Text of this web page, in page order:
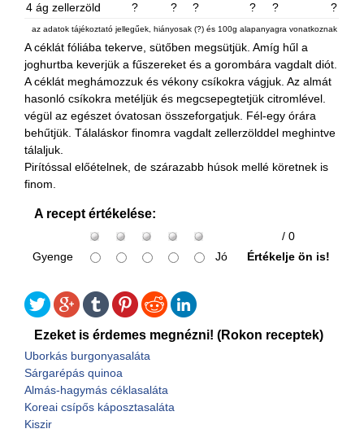
4 ág zellerzöld ? ? ? ? ? ?
az adatok tájékoztató jellegűek, hiányosak (?) és 100g alapanyagra vonatkoznak
A céklát fóliába tekerve, sütőben megsütjük. Amíg hűl a
joghurtba keverjük a fűszereket és a gorombára vagdalt diót.
A céklát meghámozzuk és vékony csíkokra vágjuk. Az almát
hasonló csíkokra metéljük és megcsepegtetjük citromlével.
végül az egészet óvatosan összeforgatjuk. Fél-egy órára
behűtjük. Tálaláskor finomra vagdalt zellerzölddel meghintve
tálaljuk.
Pirítóssal előételnek, de szárazabb húsok mellé köretnek is
finom.
A recept értékelése:
/ 0
Gyenge
Jó Értékelje ön is!
Ezeket is érdemes megnézni! (Rokon receptek)
Uborkás burgonyasaláta
Sárgarépás quinoa
Almás-hagymás céklasaláta
Koreai csípős káposztasaláta
Kiszir